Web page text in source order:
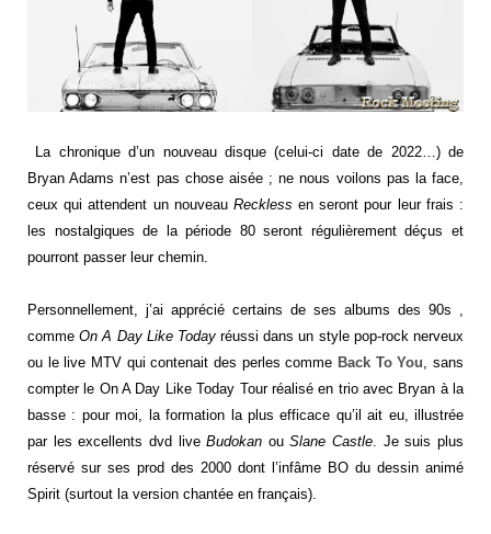
La chronique d’un nouveau disque (celui-ci date de 2022…) de
Bryan Adams n’est pas chose aisée ; ne nous voilons pas la face,
ceux qui attendent un nouveau Reckless en seront pour leur frais :
les nostalgiques de la période 80 seront régulièrement déçus et
pourront passer leur chemin.
Personnellement, j’ai apprécié certains de ses albums des 90s ,
commeOn A Day Like Todayréussi dans un style pop-rock nerveux
ou le live MTV qui contenait des perles comme Back To You , sans
compter le On A Day Like Today Tour réalisé en trio avec Bryan à la
basse : pour moi, la formation la plus efficace qu’il ait eu, illustrée
par les excellents dvd liveBudokan ouSlane Castle . Je suis plus
réservé sur ses prod des 2000 dont l’infâme BO du dessin animé
Spirit (surtout la version chantée en français).